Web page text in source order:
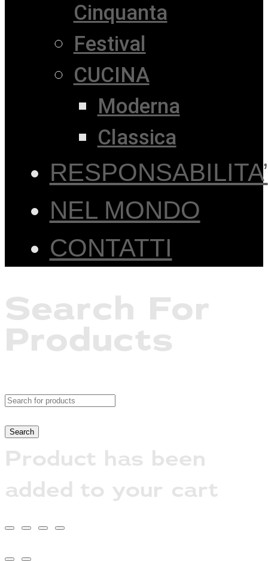
Cinquanta
Festival
CUCINA
Moderna
Classica
RESPONSABILITA’
NEL MONDO
CONTATTI
Search For
Products
Product has been
added to your cart